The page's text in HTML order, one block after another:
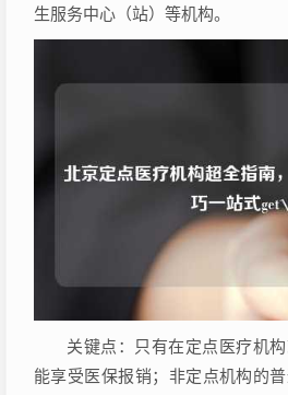
生服务中心（站）等机构。
关键点：只有在定点医疗机
能享受医保报销；非定点机构的